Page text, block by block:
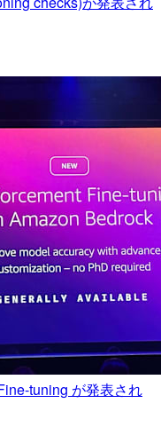
tuning が発表され